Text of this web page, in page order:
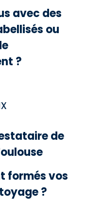
avec des
ou
?
de
formés vos
?